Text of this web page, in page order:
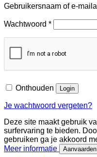
Gebruikersnaam of e-
Wachtwoord *Vereist
Onthouden Login
Je wachtwoord vergeten?
Deze site maakt gebruik
surfervaring te bieden.
gebruiken ga je akkoord
Meer informatie
Aanvaarden